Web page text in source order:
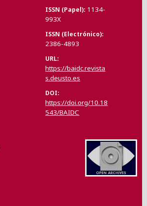
ISSN (Papel) 1134-
993X
ISSN (Electrónico)
2386-4893
URL
https://baidc.revista
s.deusto.es
DOI
https://doi.org/10.18
543/BAIDC